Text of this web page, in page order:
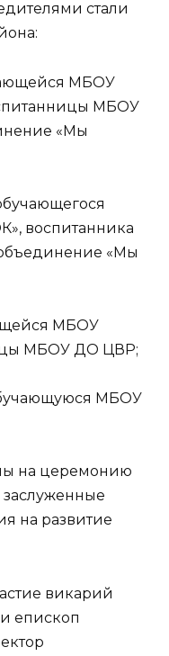
стали
МБОУ
МБОУ
«Мы
воспитанника
«Мы
МБОУ
МБОУ ДО ЦВР;
МБОУ
на церемонию
на развитие
викарий
епископ